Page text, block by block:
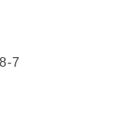
7